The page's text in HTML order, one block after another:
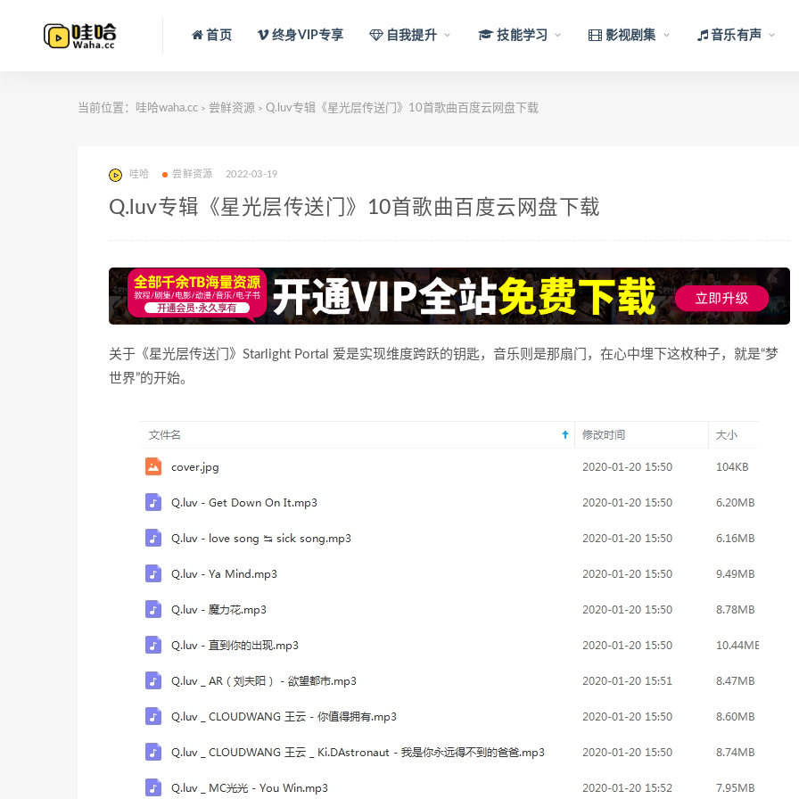
首页 终身VIP专享 自我提升 技能学习 影视剧集 音乐有声
当前位置： 哇哈waha.cc > 尝鲜资源 > Q.luv专辑《星光层传送门》10首歌曲百度云网盘下载
哇哈 尝鲜资源 2022-03-19
Q.luv专辑《星光层传送门》10首歌曲百度云网盘下载
关于《星光层传送门》Starlight Portal 爱是实现维度跨跃的钥匙，音乐则是那扇门，在心中埋下这枚种子，就是“梦
世界”的开始。